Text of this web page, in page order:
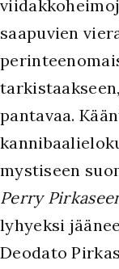
saapuvien
pantavaa.
mystiseen
Perry
lyhyeksi
Deodato